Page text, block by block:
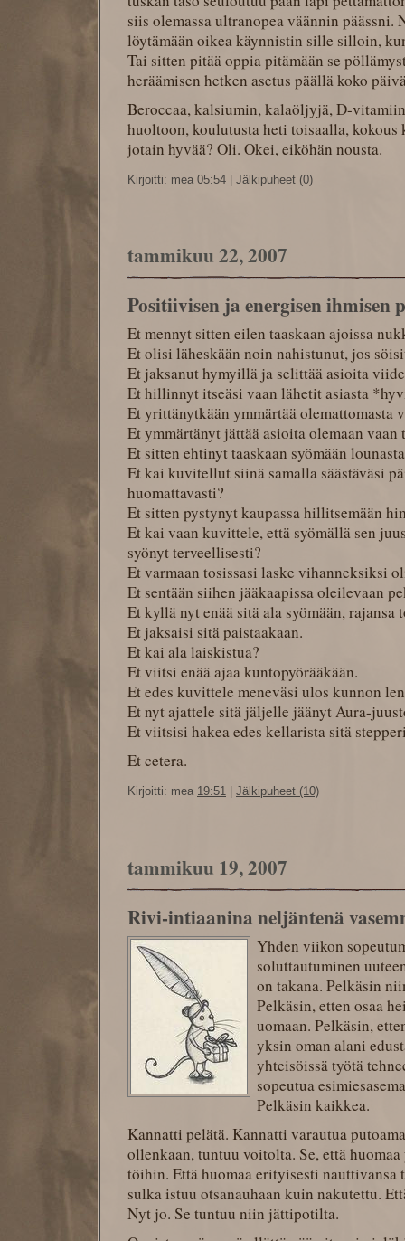
siis olemassa ultranopea väännin
löytämään oikea käynnistin sille silloin,
Tai sitten pitää oppia pitämään se
heräämisen hetken asetus päällä koko
Beroccaa, kalsiumin, kalaöljyjä, D-
huoltoon, koulutusta heti toisaalla,
jotain hyvää? Oli. Okei, eiköhän nousta.
Kirjoitti: mea 05:54 | Jälkipuheet (0)
tammikuu 22, 2007
Positiivisen ja energisen ihmisen
Et mennyt sitten eilen taaskaan ajoissa
Et olisi läheskään noin nahistunut, jos
Et jaksanut hymyillä ja selittää asioita
Et hillinnyt itseäsi vaan lähetit asiasta
Et yrittänytkään ymmärtää olemattomasta
Et ymmärtänyt jättää asioita olemaan
Et sitten ehtinyt taaskaan syömään
Et kai kuvitellut siinä samalla säästäväsi
huomattavasti?
Et sitten pystynyt kaupassa hillitsemään
Et kai vaan kuvittele, että syömällä sen
syönyt terveellisesti?
Et varmaan tosissasi laske vihanneksiksi
Et sentään siihen jääkaapissa oleilevaan
Et kyllä nyt enää sitä ala syömään,
Et jaksaisi sitä paistaakaan.
Et kai ala laiskistua?
Et viitsi enää ajaa kuntopyörääkään.
Et edes kuvittele meneväsi ulos kunnon
Et nyt ajattele sitä jäljelle jäänyt Aura-
Et viitsisi hakea edes kellarista sitä
Et cetera.
Kirjoitti: mea 19:51 Jälkipuheet (10)
tammikuu 19, 2007
Rivi-intiaanina neljäntenä
Yhden viikon
soluttautuminen
on takana. Pelkäsin
Pelkäsin, etten osaa
uomaan. Pelkäsin,
yksin oman alani
yhteisöissä työtä
sopeutua
Pelkäsin kaikkea.
Kannatti pelätä. Kannatti varautua
ollenkaan, tuntuu voitolta. Se, että
töihin. Että huomaa erityisesti
sulka istuu otsanauhaan kuin nakutettu.
Nyt jo. Se tuntuu niin jättipotilta.